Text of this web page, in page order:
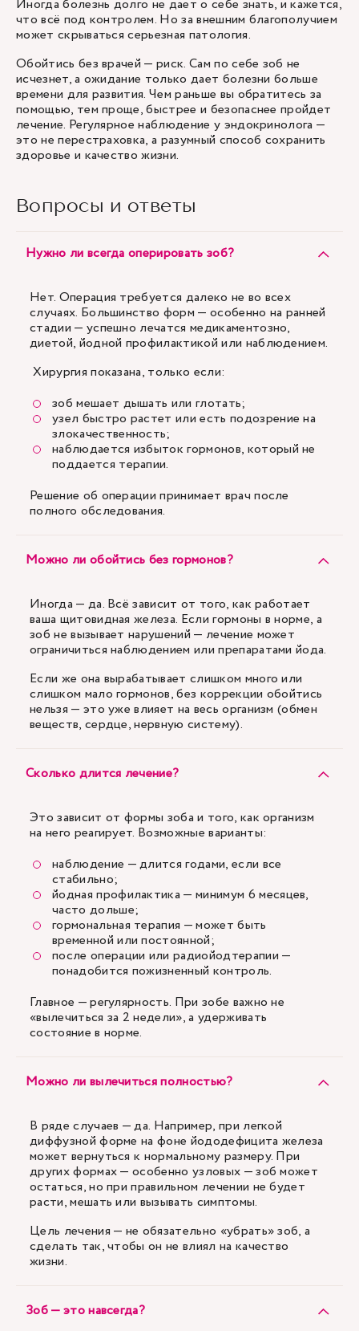
Иногда болезнь долго не дает о себе знать, и кажется,
что всё под контролем. Но за внешним благополучием
может скрываться серьезная патология.
Обойтись без врачей — риск. Сам по себе зоб не
исчезнет, а ожидание только дает болезни больше
времени для развития. Чем раньше вы обратитесь за
помощью, тем проще, быстрее и безопаснее пройдет
лечение. Регулярное наблюдение у эндокринолога —
это не перестраховка, а разумный способ сохранить
здоровье и качество жизни.
Вопросы и ответы
Нужно ли всегда оперировать зоб?
Нет. Операция требуется далеко не во всех
случаях. Большинство форм — особенно на ранней
стадии — успешно лечатся медикаментозно,
диетой, йодной профилактикой или наблюдением.
Хирургия показана, только если:
зоб мешает дышать или глотать;
узел быстро растет или есть подозрение на
злокачественность;
наблюдается избыток гормонов, который не
поддается терапии.
Решение об операции принимает врач после
полного обследования.
Можно ли обойтись без гормонов?
Иногда — да. Всё зависит от того, как работает
ваша щитовидная железа. Если гормоны в норме, а
зоб не вызывает нарушений — лечение может
ограничиться наблюдением или препаратами йода.
Если же она вырабатывает слишком много или
слишком мало гормонов, без коррекции обойтись
нельзя — это уже влияет на весь организм (обмен
веществ, сердце, нервную систему).
Сколько длится лечение?
Это зависит от формы зоба и того, как организм
на него реагирует. Возможные варианты:
наблюдение — длится годами, если все
стабильно;
йодная профилактика — минимум 6 месяцев,
часто дольше;
гормональная терапия — может быть
временной или постоянной;
после операции или радиойодтерапии —
понадобится пожизненный контроль.
Главное — регулярность. При зобе важно не
«вылечиться за 2 недели», а удерживать
состояние в норме.
Можно ли вылечиться полностью?
В ряде случаев — да. Например, при легкой
диффузной форме на фоне йододефицита железа
может вернуться к нормальному размеру. При
других формах — особенно узловых — зоб может
остаться, но при правильном лечении не будет
расти, мешать или вызывать симптомы.
Цель лечения — не обязательно «убрать» зоб, а
сделать так, чтобы он не влиял на качество
жизни.
Зоб — это навсегда?